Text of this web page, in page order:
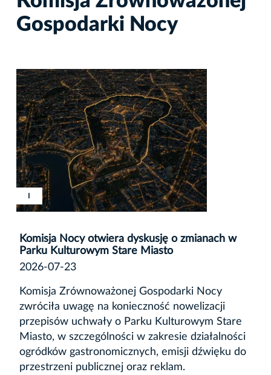
Gospodarki Nocy
Komisja Nocy otwiera dyskusję o zmianach w
Parku Kulturowym Stare Miasto
2026-07-23
Komisja Zrównoważonej Gospodarki Nocy
zwróciła uwagę na konieczność nowelizacji
przepisów uchwały o Parku Kulturowym Stare
Miasto, w szczególności w zakresie działalności
ogródków gastronomicznych, emisji dźwięku do
przestrzeni publicznej oraz reklam.